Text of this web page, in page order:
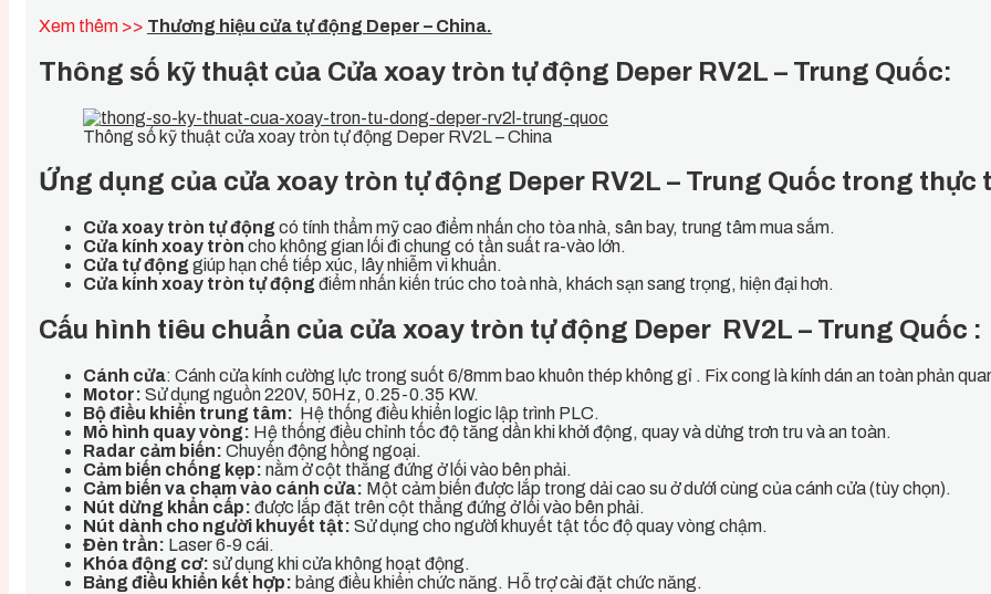
Xem thêm >> Thương hiệu cửa tự động Deper – China.
Thông số kỹ thuật của Cửa xoay tròn tự động Deper RV2L – Trung Quốc:
Thông số kỹ thuật cửa xoay tròn tự động Deper RV2L – China
Ứng dụng của cửa xoay tròn tự động Deper RV2L – Trung Quốc trong thực
Cửa xoay tròn tự động có tính thẩm mỹ cao điểm nhấn cho tòa nhà, sân bay, trung tâm mua sắm.
Cửa kính xoay tròn cho không gian lối đi chung có tần suất ra-vào lớn.
Cửa tự động giúp hạn chế tiếp xúc, lây nhiễm vi khuẩn.
Cửa kính xoay tròn tự động điểm nhấn kiến trúc cho toà nhà, khách sạn sang trọng, hiện đại hơn.
Cấu hình tiêu chuẩn của cửa xoay tròn tự động Deper RV2L – Trung Quốc :
Cánh cửa: Cánh cửa kính cường lực trong suốt 6/8mm bao khuôn thép không gỉ . Fix cong là kính dán an toàn phản
Motor: Sử dụng nguồn 220V, 50Hz, 0.25-0.35 KW.
Bộ điều khiển trung tâm: Hệ thống điều khiển logic lập trình PLC.
Mô hình quay vòng: Hệ thống điều chỉnh tốc độ tăng dần khi khởi động, quay và dừng trơn tru và an toàn.
Radar cảm biến: Chuyển động hồng ngoại.
Cảm biến chống kẹp: nằm ở cột thẳng đứng ở lối vào bên phải.
Cảm biến va chạm vào cánh cửa: Một cảm biến được lắp trong dải cao su ở dưới cùng của cánh cửa (tùy chọn).
Nút dừng khẩn cấp: được lắp đặt trên cột thẳng đứng ở lối vào bên phải.
Nút dành cho người khuyết tật: Sử dụng cho người khuyết tật tốc độ quay vòng chậm.
Đèn trần: Laser 6-9 cái.
Khóa động cơ: sử dụng khi cửa không hoạt động.
Bảng điều khiển kết hợp: bảng điều khiển chức năng. Hỗ trợ cài đặt chức năng.